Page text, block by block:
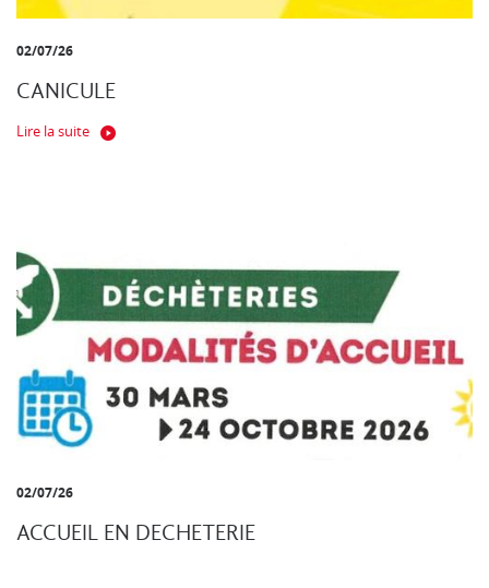
02/07/26
CANICULE
Lire la suite
02/07/26
ACCUEIL EN DECHETERIE